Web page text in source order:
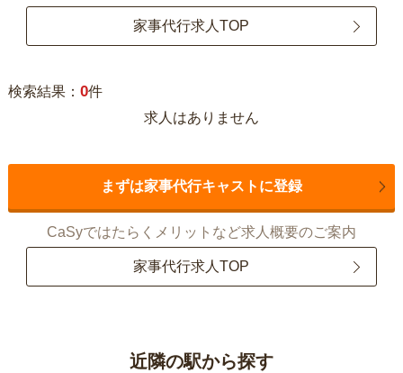
家事代行求人TOP
検索結果： 0件
求人はありません
まずは家事代行キャストに登録
CaSyではたらくメリットなど求人概要のご案内
家事代行求人TOP
近隣の駅から探す